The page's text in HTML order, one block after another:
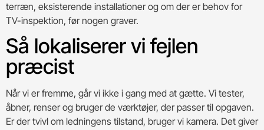
terræn, eksisterende installationer og om der er behov for
TV-inspektion, før nogen graver.
Så lokaliserer vi fejlen
præcist
Når vi er fremme, går vi ikke i gang med at gætte. Vi tester,
åbner, renser og bruger de værktøjer, der passer til opgaven.
Er der tvivl om ledningens tilstand, bruger vi kamera. Det giver